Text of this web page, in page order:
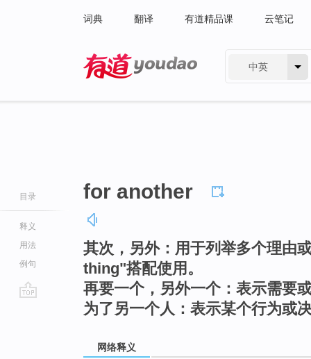
词典 翻译 有道精品课 云笔记
中英
目录
释义
用法
例句
for another
其次，另外：用于列举多个理由
thing"搭配使用。
再要一个，另外一个：表示需要
为了另一个人：表示某个行为或
网络释义